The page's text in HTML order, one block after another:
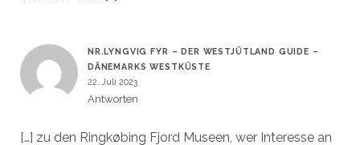
NR.LYNGVIG FYR – DER WESTJÜTLAND GUIDE –
DÄNEMARKS WESTKÜSTE
22. Juli 2023
Antworten
[…] zu den Ringkøbing Fjord Museen, wer Interesse an